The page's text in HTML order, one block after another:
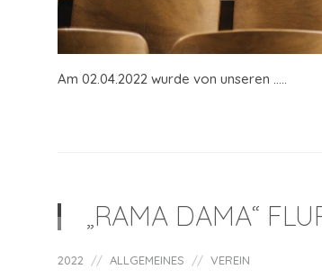
Am 02.04.2022 wurde von unseren .....
„RAMA DAMA“
2022 ALLGEMEINES VEREIN